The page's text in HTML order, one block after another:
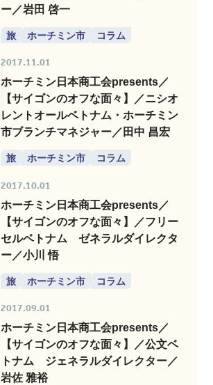
ー／岩田 啓一
旅 ホーチミン市 コラム
2017.11.01
ホーチミン日本商工会presents／
【サイゴンのオフな面々】／ニシオ
レントオールベトナム・ホーチミン
市ブランチマネジャー／田中 昌宏
旅 ホーチミン市 コラム
2017.10.01
ホーチミン日本商工会presents／
【サイゴンのオフな面々】／フリー
セルベトナム ゼネラルダイレクタ
ー／小川 悟
旅 ホーチミン市 コラム
2017.09.01
ホーチミン日本商工会presents／
【サイゴンのオフな面々】／公文ベ
トナム ジェネラルダイレクター／
岩佐 雅裕